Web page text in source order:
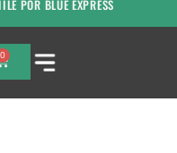
POR BLUE EXPRESS
0